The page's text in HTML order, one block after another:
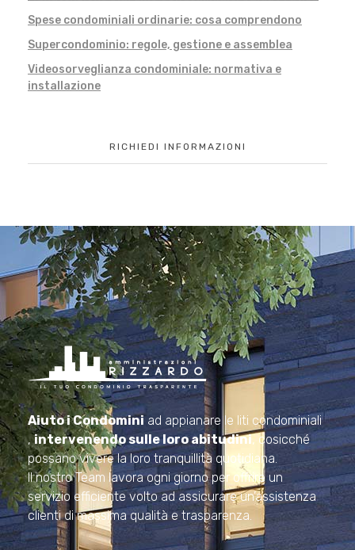
Spese condominiali ordinarie: cosa comprendono
Supercondominio: regole, gestione e assemblea
Videosorveglianza condominiale: normativa e
installazione
RICHIEDI INFORMAZIONI
Amministrazioni Rizzardo
Il tuo condominio trasparente
Aiuto i Condominiad appianare le liti condominiali
,intervenendo sulle loro abitudini, cosicché
possano vivere la loro tranquillità quotidiana.
Il nostro Team lavora ogni giorno per offrire un
servizio efficiente volto ad assicurare un’assistenza
clienti di massima qualità e trasparenza.